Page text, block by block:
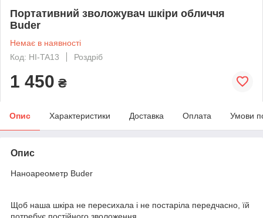
Портативний зволожувач шкіри обличчя
Buder
Немає в наявності
Код: HI-TA13
Роздріб
1 450 ₴
Опис Характеристики Доставка Оплата Умови
Опис
Наноареометр Buder
Щоб наша шкіра не пересихала і не постаріла передчасно, їй
потребує постійного зволоження.